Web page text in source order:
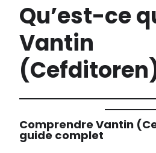
Qu’est-ce
Vantin
Comprendre Vantin
guide complet